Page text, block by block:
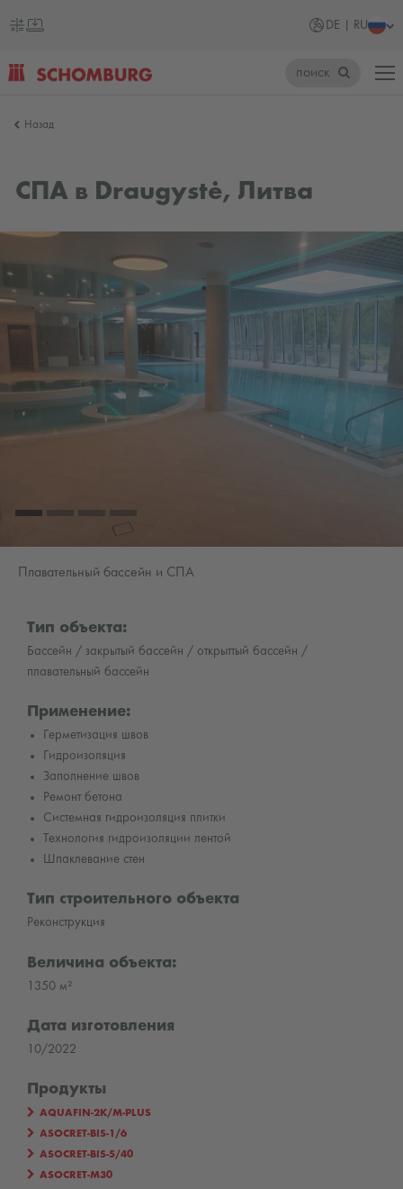
DE | RU
поиск
Назад
СПА в Draugystė, Литва
Плавательный бассейн и СПА
Тип объекта:
Бассейн / закрытый бассейн / открыттый бассейн /
плавательный бассейн
Применение:
Герметизация швов
Гидроизоляция
Заполнение швов
Ремонт бетона
Системная гидроизоляция плитки
Технология гидроизоляции лентой
Шпаклевание стен
Тип строительного объекта
Реконструкция
Величина объекта:
1350 м²
Дата изготовления
10/2022
Продукты
AQUAFIN-2K/M-PLUS
ASOCRET-BIS-1/6
ASOCRET-BIS-5/40
ASOCRET-M30